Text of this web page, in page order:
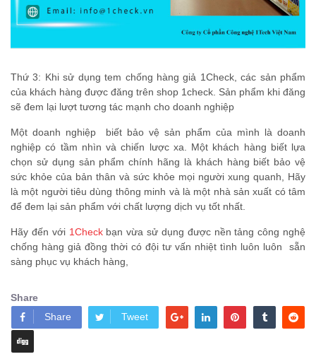
Thứ 3: Khi sử dụng tem chống hàng giả 1Check, các sản phẩm
của khách hàng được đăng trên shop 1check. Sản phẩm khi đăng
sẽ đem lại lượt tương tác mạnh cho doanh nghiệp
Một doanh nghiệp biết bảo vệ sản phẩm của mình là doanh
nghiệp có tầm nhìn và chiến lược xa. Một khách hàng biết lựa
chọn sử dụng sản phẩm chính hãng là khách hàng biết bảo vệ
sức khỏe của bản thân và sức khỏe mọi người xung quanh, Hãy
là một người tiêu dùng thông minh và là một nhà sản xuất có tâm
để đem lại sản phẩm với chất lượng dịch vụ tốt nhất.
Hãy đến với 1Checkbạn vừa sử dụng được nền tảng công nghệ
chống hàng giả đồng thời có đội tư vấn nhiệt tình luôn luôn sẵn
sàng phục vụ khách hàng,
Share
Share
Tweet